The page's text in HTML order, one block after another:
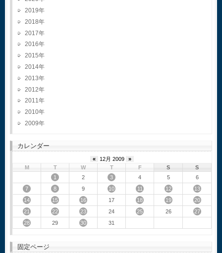
2019
2018
2017
2016
2015
2014
2013
2012
2011
2010
2009
カレンダー
« 12月 2009
»
M
T W T F S
S
1
2 3 4 5
6
7
8 9 10 11 12
13
14
15 16 17 18 19
20
21
22 23 24 25 26
27
28
29 30 31
固定ページ